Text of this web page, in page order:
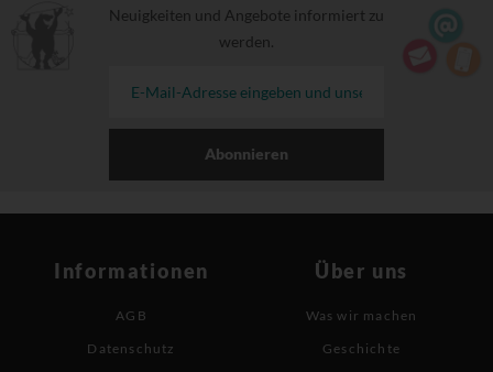
Neuigkeiten und Angebote informiert zu
werden.
Abonnieren
Informationen
AGB
Datenschutz
Über uns
Was wir machen
Geschichte